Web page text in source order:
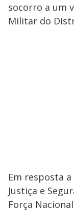
socorro a um
Militar do
Em resposta
Justiça e
Força